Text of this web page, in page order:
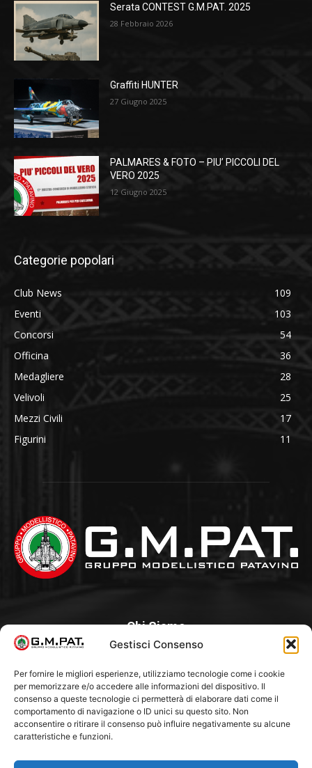
Gestisci Consenso
Per fornire le migliori esperienze, utilizziamo tecnologie come i cookie
per memorizzare e/o accedere alle informazioni del dispositivo. Il
consenso a queste tecnologie ci permetterà di elaborare dati come il
comportamento di navigazione o ID unici su questo sito. Non
acconsentire o ritirare il consenso può influire negativamente su alcune
caratteristiche e funzioni.
Serata CONTEST G.M.PAT. 2025
28 Febbraio 2026
Graffiti HUNTER
27 Giugno 2025
PALMARES & FOTO – PIU’ PICCOLI DEL
VERO 2025
12 Giugno 2025
Categorie popolari
Club News
109
Eventi
103
Concorsi
54
Officina
36
Medagliere
28
Velivoli
25
Mezzi Civili
17
Figurini
11
Chi Siamo
l’intento di creare a Padova un punto di aggregazione e di
riferimento per l’hobby del modellismo statico. Tra i Soci
“fondatori” ci sono Franco Callegari e Gianni Besenzon.
Seguici Su